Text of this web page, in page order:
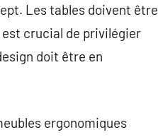
Les tables doivent être
est crucial de privilégier
doit être en
ergonomiques